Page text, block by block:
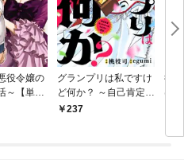
役令嬢の
～【単
グランプリは私ですけ
ど何か？ ～自己肯定モ
ンスターのミスコン無
237
後
は